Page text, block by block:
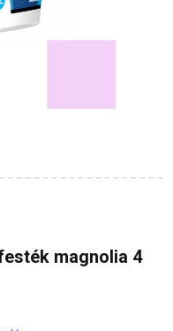
magnolia 4